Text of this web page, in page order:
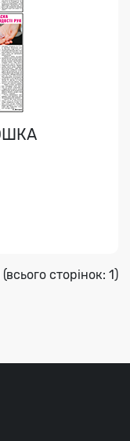
сторінок: 1)